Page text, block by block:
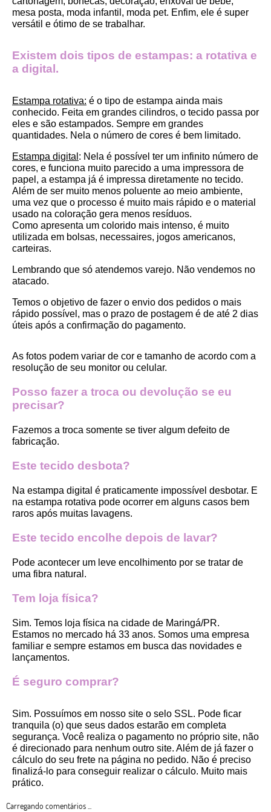
mesa posta, moda infantil, moda pet. Enfim, ele é super
versátil e ótimo de se trabalhar.
Existem dois tipos de estampas: a rotativa e
a digital.
Estampa rotativa: é o tipo de estampa ainda mais
conhecido. Feita em grandes cilindros, o tecido passa por
eles e são estampados. Sempre em grandes
quantidades. Nela o número de cores é bem limitado.
Estampa digital : Nela é possível ter um infinito número de
cores, e funciona muito parecido a uma impressora de
papel, a estampa já é impressa diretamente no tecido.
Além de ser muito menos poluente ao meio ambiente,
uma vez que o processo é muito mais rápido e o material
usado na coloração gera menos resíduos.
Como apresenta um colorido mais intenso, é muito
utilizada em bolsas, necessaires, jogos americanos,
carteiras.
Lembrando que só atendemos varejo. Não vendemos no
atacado.
Temos o objetivo de fazer o envio dos pedidos o mais
rápido possível, mas o prazo de postagem é de até 2 dias
úteis após a confirmação do pagamento.
As fotos podem variar de cor e tamanho de acordo com a
resolução de seu monitor ou celular.
Posso fazer a troca ou devolução se eu
precisar?
Fazemos a troca somente se tiver algum defeito de
fabricação.
Este tecido desbota?
Na estampa digital é praticamente impossível desbotar. E
na estampa rotativa pode ocorrer em alguns casos bem
raros após muitas lavagens.
Este tecido encolhe depois de lavar?
Pode acontecer um leve encolhimento por se tratar de
uma fibra natural.
Tem loja física?
Sim. Temos loja física na cidade de Maringá/PR.
Estamos no mercado há 33 anos. Somos uma empresa
familiar e sempre estamos em busca das novidades e
lançamentos.
É seguro comprar?
Sim. Possuímos em nosso site o selo SSL. Pode ficar
tranquila (o) que seus dados estarão em completa
segurança. Você realiza o pagamento no próprio site, não
é direcionado para nenhum outro site. Além de já fazer o
cálculo do seu frete na página no pedido. Não é preciso
finalizá-lo para conseguir realizar o cálculo. Muito mais
prático.
Carregando comentários ...